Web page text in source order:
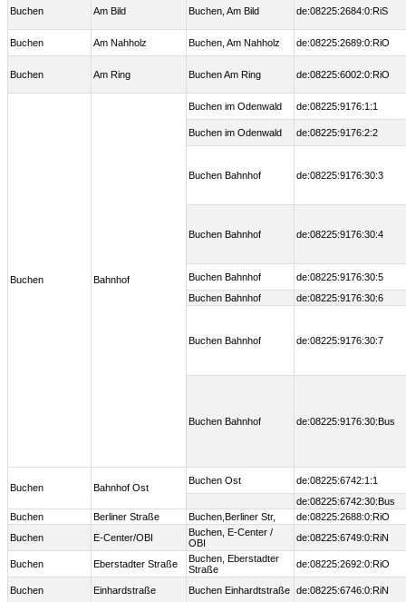
Buchen Am Bild Buchen, Am Bild de:08225:2684:0:RiS
Buchen Am Nahholz Buchen, Am Nahholz de:08225:2689:0:RiO
Buchen Am Ring Buchen Am Ring de:08225:6002:0:RiO
Buchen Bahnhof
Buchen im Odenwald de:08225:9176:1:1
Buchen im Odenwald de:08225:9176:2:2
Buchen Bahnhof de:08225:9176:30:3
Buchen Bahnhof de:08225:9176:30:4
Buchen Bahnhof
de:08225:9176:30:5
Buchen Bahnhof
de:08225:9176:30:6
Buchen Bahnhof de:08225:9176:30:7
Buchen Bahnhof de:08225:9176:30:Bus
Buchen Bahnhof Ost
Buchen Ost
de:08225:6742:1:1
de:08225:6742:30:Bus
Buchen
Berliner Straße Buchen,Berliner Str,
de:08225:2688:0:RiO
Buchen
E-Center/OBI
Buchen, E-Center /
OBI
de:08225:6749:0:RiN
Buchen Eberstadter Straße
Buchen, Eberstadter
Straße
de:08225:2692:0:RiO
Buchen Einhardstraße Buchen Einhardtstraße de:08225:6746:0:RiN